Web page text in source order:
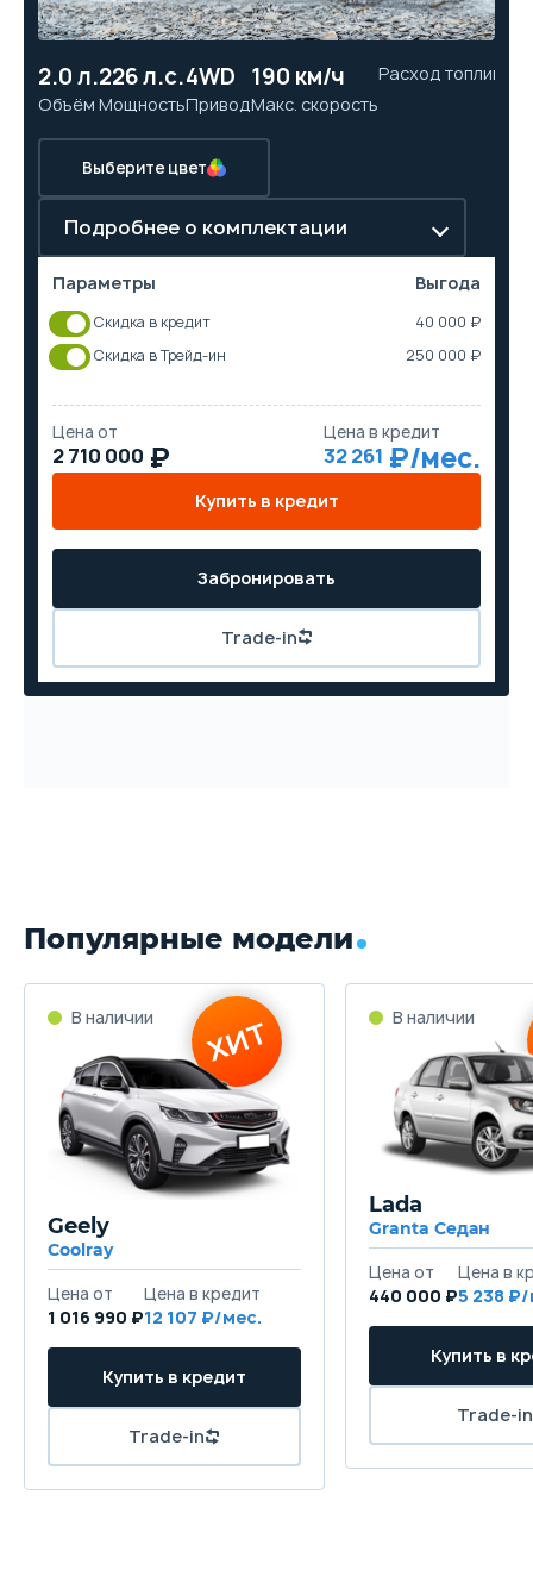
2.0 л.
Объём
226 л.с.
Мощность
4WD
Привод
190 км/ч
Макс. скорость
Расход топлива
Выберите цвет
Подробнее о комплектации
Параметры Выгода
Скидка в кредит
40 000 ₽
Скидка в Трейд-ин
250 000 ₽
Цена от
2 710 000
Цена в кредит
32 261
Купить в кредит
Trade-in
Забронировать
Популярные модели
Geely
Coolray
1 016 990 ₽12 107
Lada
Granta Седан
440 000 ₽5 238